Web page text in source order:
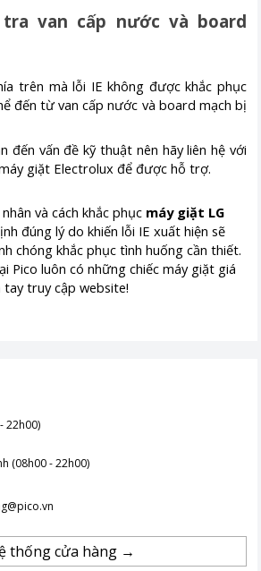
van cấp nước và board
trên mà lỗi IE không được khắc phục
đến từ van cấp nước và board mạch bị
đến vấn đề kỹ thuật nên hãy liên hệ với
giặt Electrolux để được hỗ trợ.
và cách khắc phục máy giặt LG
đúng lý do khiến lỗi IE xuất hiện sẽ
chóng khắc phục tình huống cần thiết.
Pico luôn có những chiếc máy giặt giá
truy cập website!
22h00)
(08h00 - 22h00)
thống cửa hàng →